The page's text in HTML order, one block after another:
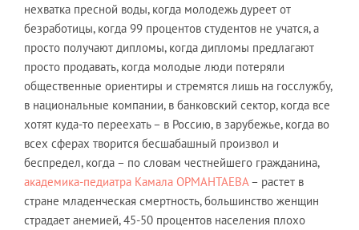
нехватка пресной воды, когда молодежь дуреет от
безработицы, когда 99 процентов студентов не учатся, а
просто получают дипломы, когда дипломы предлагают
просто продавать, когда молодые люди потеряли
общественные ориентиры и стремятся лишь на госслужбу,
в национальные компании, в банковский сектор, когда все
хотят куда-то переехать – в Россию, в зарубежье, когда во
всех сферах творится бесшабашный произвол и
беспредел, когда – по словам честнейшего гражданина,
академика-педиатра Камала ОРМАНТАЕВА – растет в
стране младенческая смертность, большинство женщин
страдает анемией, 45-50 процентов населения плохо